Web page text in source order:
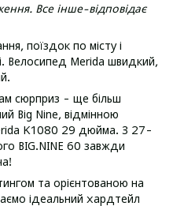
Все інше-відповідає
поїздок по місту і
Велосипед Merida швидкий,
сюрприз - ще більш
Big Nine, відмінною
K1080 29 дюйма. З 27-
BIG.NINE 60 завжди
та орієнтованою на
ідеальний хардтейл